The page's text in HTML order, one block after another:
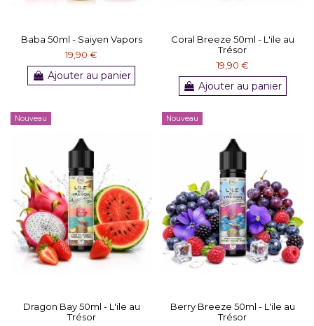
Baba 50ml - Saiyen Vapors
19,90 €
Ajouter au panier
Coral Breeze 50ml - L'ile au
Trésor
19,90 €
Ajouter au panier
Nouveau
Dragon Bay 50ml - L'ile au
Trésor
Nouveau
Berry Breeze 50ml - L'ile au
Trésor